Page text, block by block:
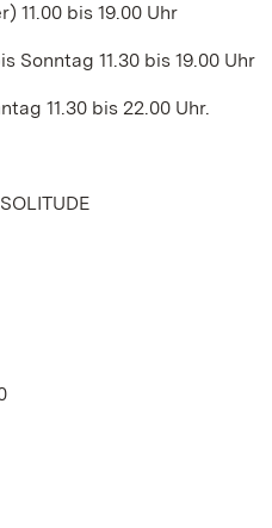
11.00 bis 19.00 Uhr
Sonntag 11.30 bis 19.00 Uhr
11.30 bis 22.00 Uhr.